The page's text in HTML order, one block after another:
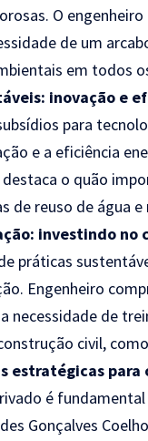
O
de um
em todos
inovação e
para
e a eficiência
destaca o quão
de reuso de água
investindo no
práticas
Engenheiro
necessidade de
civil,
estratégicas
é
Gonçalves